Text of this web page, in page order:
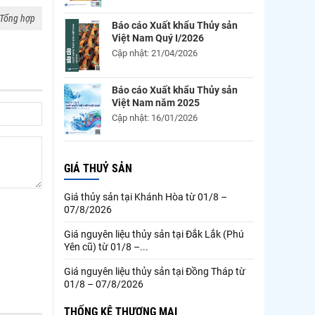
hợp
Báo cáo Xuất khẩu Thủy sản
Việt Nam Quý I/2026
Cập nhật: 21/04/2026
Báo cáo Xuất khẩu Thủy sản
Việt Nam năm 2025
Cập nhật: 16/01/2026
GIÁ THUỶ SẢN
Giá thủy sản tại Khánh Hòa từ 01/8 –
07/8/2026
Giá nguyên liệu thủy sản tại Đắk Lắk (Phú
Yên cũ) từ 01/8 –...
Giá nguyên liệu thủy sản tại Đồng Tháp từ
01/8 – 07/8/2026
THỐNG KÊ THƯƠNG MẠI